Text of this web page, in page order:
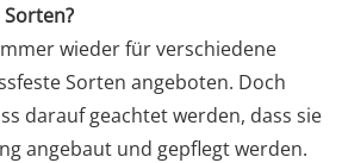
wieder für verschiedene
Sorten angeboten. Doch
darauf geachtet werden, dass sie
angebaut und gepflegt werden.